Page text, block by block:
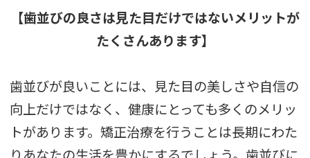
【歯並びの良さは見た目だけではないメリットが
たくさんあります】
歯並びが良いことには、見た目の美しさや自信の
向上だけではなく、健康にとっても多くのメリッ
トがあります。矯正治療を行うことは長期にわた